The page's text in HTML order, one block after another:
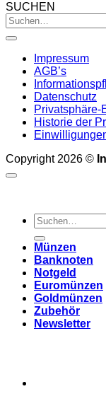
SUCHEN
Impressum
AGB’s
Datenschutz
Privatsphäre-
Historie der
Copyright 2026 ©
Suchen
nach:
Münzen
Banknoten
Notgeld
Euromünzen
Goldmünzen
Zubehör
Newsletter